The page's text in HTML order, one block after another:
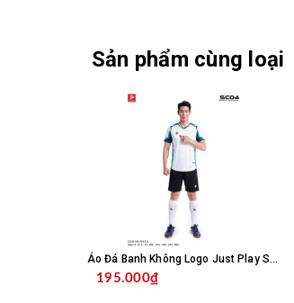
Sản phẩm cùng loại
Áo Đá Banh Không Logo Just Play SC04 - Trắng
195.000₫